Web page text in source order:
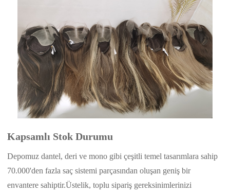
Kapsamlı Stok Durumu
Depomuz dantel, deri ve mono gibi çeşitli temel tasarımlara sahip
70.000'den fazla saç sistemi parçasından oluşan geniş bir
envantere sahiptir.Üstelik, toplu sipariş gereksinimlerinizi